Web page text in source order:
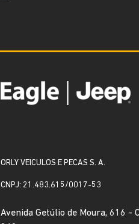
ORLY VEICULOS E PECAS S. A.
CNPJ: 21.483.615/0017-53
Avenida Getúlio de Moura, 616 -